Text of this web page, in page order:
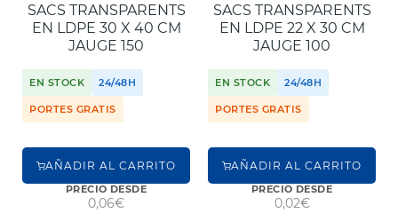
SACS TRANSPARENTS
EN LDPE 30 X 40 CM
JAUGE 150
EN STOCK 24/48H
PORTES GRATIS
AÑADIR AL CARRITO
PRECIO DESDE
0,06€
SACS TRANSPARENTS
EN LDPE 22 X 30 CM
JAUGE 100
EN STOCK 24/48H
PORTES GRATIS
AÑADIR AL CARRITO
PRECIO DESDE
0,02€